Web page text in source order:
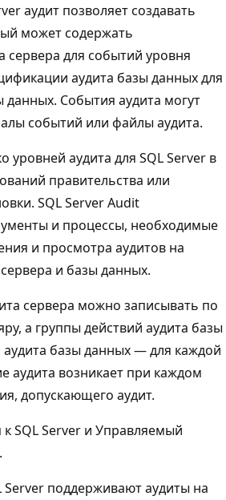
аудит позволяет создавать
может содержать
сервера для событий уровня
аудита базы данных для
События аудита могут
событий или файлы аудита.
уровней аудита для SQL Server в
правительства или
SQL Server Audit
и процессы, необходимые
и просмотра аудитов на
и базы данных.
сервера можно записывать по
а группы действий аудита базы
базы данных — для каждой
аудита возникает при каждом
допускающего аудит.
к SQL Server и Управляемый
Server поддерживают аудиты на